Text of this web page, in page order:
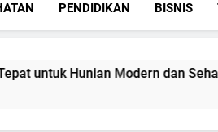
PENDIDIKAN BISNIS
untuk Hunian Modern dan Sehat